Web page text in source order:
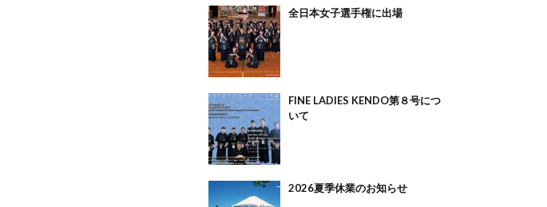
全日本女子選手権に出場
FINE LADIES KENDO第８号につ
いて
2026夏季休業のお知らせ